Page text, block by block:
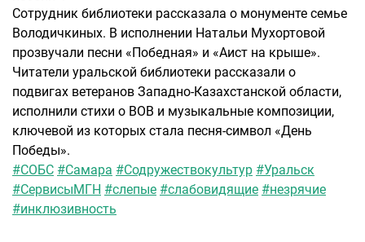
Сотрудник библиотеки рассказала о монументе семье
Володичкиных. В исполнении Натальи Мухортовой
прозвучали песни «Победная» и «Аист на крыше».
Читатели уральской библиотеки рассказали о
подвигах ветеранов Западно-Казахстанской области,
исполнили стихи о ВОВ и музыкальные композиции,
ключевой из которых стала песня-символ «День
Победы».
#СОБС #Самара #Содружествокультур #Уральск
#СервисыМГН #слепые #слабовидящие #незрячие
#инклюзивность